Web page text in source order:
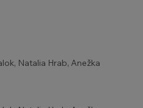
Natalia Hrab, Anežka